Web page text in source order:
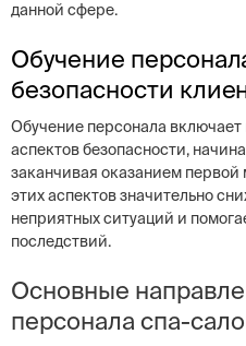
данной сфере.
Обучение
безопасности
Обучение персонала
аспектов безопасности,
заканчивая оказанием
этих аспектов значительно
неприятных ситуаций и
последствий.
Основные
персонала спа-